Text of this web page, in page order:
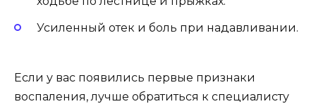
Усиленный отек и боль при надавливании.
Если у вас появились первые признаки
воспаления, лучше обратиться к специалисту